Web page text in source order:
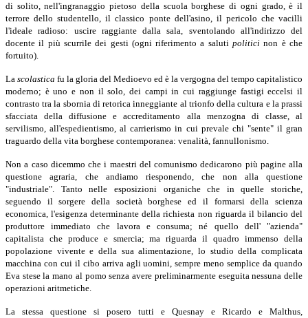
di solito, nell'ingranaggio pietoso della scuola borghese di ogni grado, è il
terrore dello studentello, il classico ponte dell'asino, il pericolo che vacilli
l'ideale radioso: uscire raggiante dalla sala, sventolando all'indirizzo del
docente il più scurrile dei gesti (ogni riferimento a salutipolitici non è che
fortuito).
La scolastica fu la gloria del Medioevo ed è la vergogna del tempo capitalistico
moderno; è uno e non il solo, dei campi in cui raggiunge fastigi eccelsi il
contrasto tra la sbornia di retorica inneggiante al trionfo della cultura e la prassi
sfacciata della diffusione e accreditamento alla menzogna di classe, al
servilismo, all'espedientismo, al carrierismo in cui prevale chi "sente" il gran
traguardo della vita borghese contemporanea: venalità, fannullonismo.
Non a caso dicemmo che i maestri del comunismo dedicarono più pagine alla
questione agraria, che andiamo riesponendo, che non alla questione
"industriale". Tanto nelle esposizioni organiche che in quelle storiche,
seguendo il sorgere della società borghese ed il formarsi della scienza
economica, l'esigenza determinante della richiesta non riguarda il bilancio del
produttore immediato che lavora e consuma; né quello dell' "azienda"
capitalista che produce e smercia; ma riguarda il quadro immenso della
popolazione vivente e della sua alimentazione, lo studio della complicata
macchina con cui il cibo arriva agli uomini, sempre meno semplice da quando
Eva stese la mano al pomo senza avere preliminarmente eseguita nessuna delle
operazioni aritmetiche.
La stessa questione si posero tutti e Quesnay e Ricardo e Malthus,